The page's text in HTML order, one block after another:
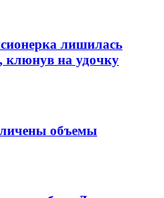
лишилась
клюнув на удочку
объемы